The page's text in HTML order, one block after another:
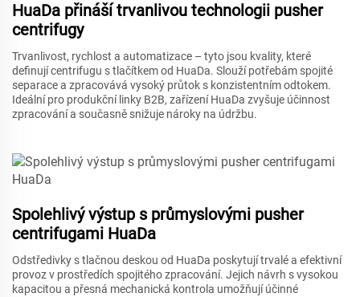
HuaDa přináší trvanlivou technologii pusher
centrifugy
Trvanlivost, rychlost a automatizace – tyto jsou kvality, které
definují centrifugu s tlačítkem od HuaDa. Slouží potřebám spojité
separace a zpracovává vysoký průtok s konzistentním odtokem.
Ideální pro produkční linky B2B, zařízení HuaDa zvyšuje účinnost
zpracování a současně snižuje nároky na údržbu.
Spolehlivý výstup s průmyslovými pusher
centrifugami HuaDa
Odstředivky s tlačnou deskou od HuaDa poskytují trvalé a efektivní
provoz v prostředích spojitého zpracování. Jejich návrh s vysokou
kapacitou a přesná mechanická kontrola umožňují účinné